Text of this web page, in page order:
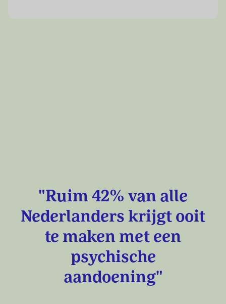
"Ruim 42% van alle
Nederlanders krijgt ooit
te maken met een
psychische
aandoening"